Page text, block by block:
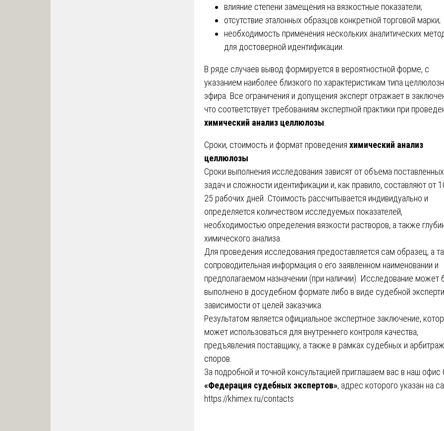
влияние степени замещения на вязкостные показатели;
отсутствие эталонных образцов конкретной торговой марки;
необходимость применения нескольких аналитических
для достоверной идентификации.
В ряде случаев вывод формируется в вероятностной форме, с
указанием наиболее близкого по характеристикам типа
эфира. Все ограничения и допущения эксперт отражает в
что соответствует требованиям экспертной практики при
химический анализ целлюлозы
Сроки, стоимость и формат проведения химический анализ
целлюлозы
Сроки выполнения исследования зависят от объема поставленных
задач и сложности идентификации и, как правило, составляют от
25 рабочих дней. Стоимость рассчитывается индивидуально и
определяется количеством исследуемых показателей,
необходимостью определения вязкости растворов, а также
химического анализа.
Для проведения исследования предоставляется сам образец, а
сопроводительная информация о его заявленном наименовании и
предполагаемом назначении (при наличии). Исследование может
выполнено в досудебном формате либо в виде судебной
зависимости от целей заказчика.
Результатом является официальное экспертное заключение,
может использоваться для внутреннего контроля качества,
предъявления поставщику, а также в рамках судебных и
споров.
За подробной и точной консультацией приглашаем вас в наш
«Федерация судебных экспертов», адрес которого указан на
https://khimex.ru/contacts